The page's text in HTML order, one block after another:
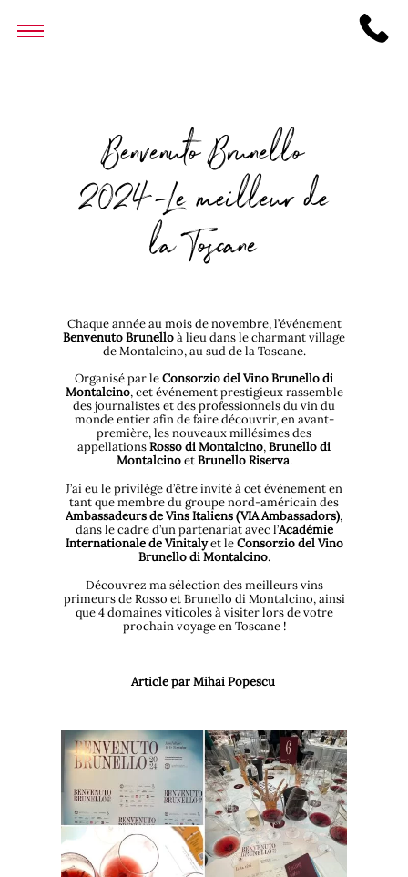
Benvenuto Brunello
2024-Le meilleur de
la Toscane
Chaque année au mois de novembre, l’événement
Benvenuto Brunello à lieu dans le charmant village
de Montalcino, au sud de la Toscane.
Organisé par le Consorzio del Vino Brunello di
Montalcino, cet événement prestigieux rassemble
des journalistes et des professionnels du vin du
monde entier afin de faire découvrir, en avant-
première, les nouveaux millésimes des
appellations Rosso di Montalcino, Brunello di
Montalcinoet Brunello Riserva.
J’ai eu le privilège d’être invité à cet événement en
tant que membre du groupe nord-américain des
Ambassadeurs de Vins Italiens (VIA Ambassadors),
dans le cadre d’un partenariat avec l’Académie
Internationale de Vinitaly et le Consorzio del Vino
Brunello di Montalcino.
Découvrez ma sélection des meilleurs vins
primeurs de Rosso et Brunello di Montalcino, ainsi
que 4 domaines viticoles à visiter lors de votre
prochain voyage en Toscane !
Article par Mihai Popescu